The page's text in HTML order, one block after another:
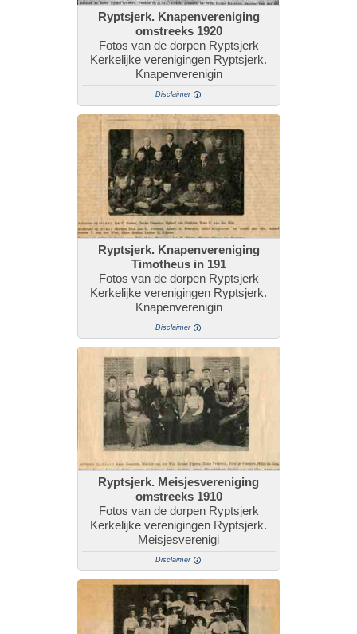
Ryptsjerk. Knapenvereniging
omstreeks 1920
Fotos van de dorpen Ryptsjerk
Kerkelijke verenigingen Ryptsjerk.
Knapenverenigin
Disclaimer
Ryptsjerk. Knapenvereniging
Timotheus in 191
Fotos van de dorpen Ryptsjerk
Kerkelijke verenigingen Ryptsjerk.
Knapenverenigin
Disclaimer
Ryptsjerk. Meisjesvereniging
omstreeks 1910
Fotos van de dorpen Ryptsjerk
Kerkelijke verenigingen Ryptsjerk.
Meisjesverenigi
Disclaimer